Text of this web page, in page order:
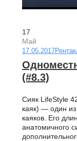
17
Май
17.05.2017
(#8.3)
Сияк LifeStyle
каяк) — один
каяков. Его
анатомичного